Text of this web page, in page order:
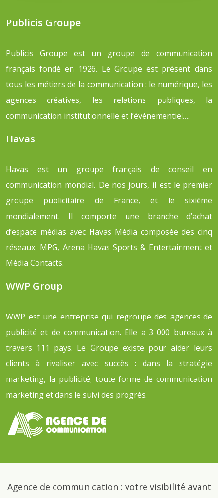
Publicis Groupe
Publicis Groupe est un groupe de communication
français fondé en 1926. Le Groupe est présent dans
tous les métiers de la communication : le numérique, les
agences créatives, les relations publiques, la
communication institutionnelle et l’événementiel….
Havas
Havas est un groupe français de conseil en
communication mondial. De nos jours, il est le premier
groupe publicitaire de France, et le sixième
mondialement. Il comporte une branche d’achat
d’espace médias avec Havas Média composée des cinq
réseaux, MPG, Arena Havas Sports & Entertainment et
Média Contacts.
WWP Group
WWP est une entreprise qui regroupe des agences de
publicité et de communication. Elle a 3 000 bureaux à
travers 111 pays. Le Groupe existe pour aider leurs
clients à rivaliser avec succès : dans la stratégie
marketing, la publicité, toute forme de communication
marketing et dans le suivi des progrès.
Agence de communication : votre visibilité avant